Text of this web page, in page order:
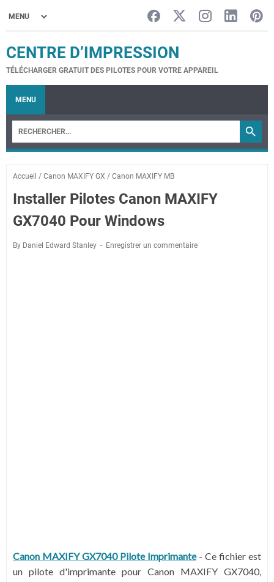
CENTRE D’IMPRESSION
TÉLÉCHARGER GRATUIT DES PILOTES POUR VOTRE APPAREIL
MENU
Accueil / Canon MAXIFY GX / Canon MAXIFY MB
Installer Pilotes Canon MAXIFY
GX7040 Pour Windows
By Daniel Edward Stanley Enregistrer un commentaire
Canon MAXIFY GX7040 Pilote Imprimante- Ce fichier est
un pilote d'imprimante pour Canon MAXIFY GX7040,